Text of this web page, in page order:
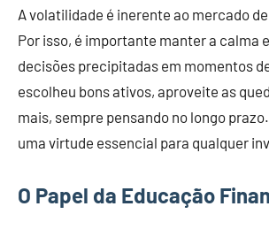
A volatilidade é inerente ao mercado
Por isso, é importante manter a calma
decisões precipitadas em momentos
escolheu bons ativos, aproveite as
mais, sempre pensando no longo
uma virtude essencial para qualquer
O Papel da Educação